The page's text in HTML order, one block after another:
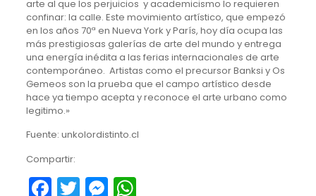
arte al que los perjuicios y academicismo lo requieren
confinar: la calle. Este movimiento artístico, que empezó
en los años 70ª en Nueva York y París, hoy día ocupa las
más prestigiosas galerías de arte del mundo y entrega
una energía inédita a las ferias internacionales de arte
contemporáneo. Artistas como el precursor Banksi y Os
Gemeos son la prueba que el campo artístico desde
hace ya tiempo acepta y reconoce el arte urbano como
legitimo.»
Fuente: unkolordistinto.cl
Compartir:
Facebook
TwitterMessenger
WhatsApp